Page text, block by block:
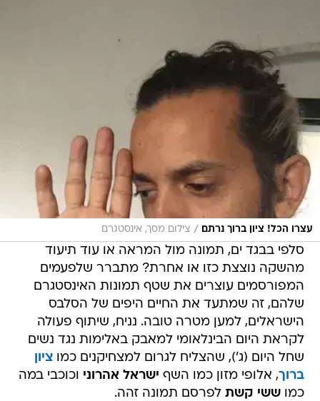
עצרו הכל! ציון ברוך נרתם / צילום מסך, אינסטגרם
סלפי בבגד ים, תמונה מול המראה או עוד תיעוד
מהשקה נוצצת כזו או אחרת? מתברר שלפעמים
המפורסמים עוצרים את שטף תמונות האינסטגרם
שלהם, זה שמתעד את החיים היפים של הסלבס
הישראלים, למען מטרה טובה. נניח, שיתוף פעולה
לקראת היום הבינלאומי למאבק באלימות נגד נשים
שחל היום (ג'), שהצליח לגרום למצחיקנים כמוציון
ברוך, אלופי מזון כמו השף ישראל אהרוני וכוכבי במה
כמוששי קשת לפרסם תמונה זהה.